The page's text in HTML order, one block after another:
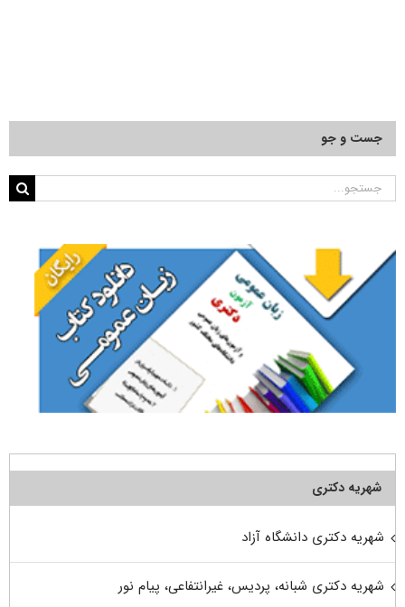
جست و جو
جستجو
شهریه دکتری
شهریه دکتری دانشگاه آزاد
شهریه دکتری شبانه، پردیس، غیرانتفاعی، پیام نور